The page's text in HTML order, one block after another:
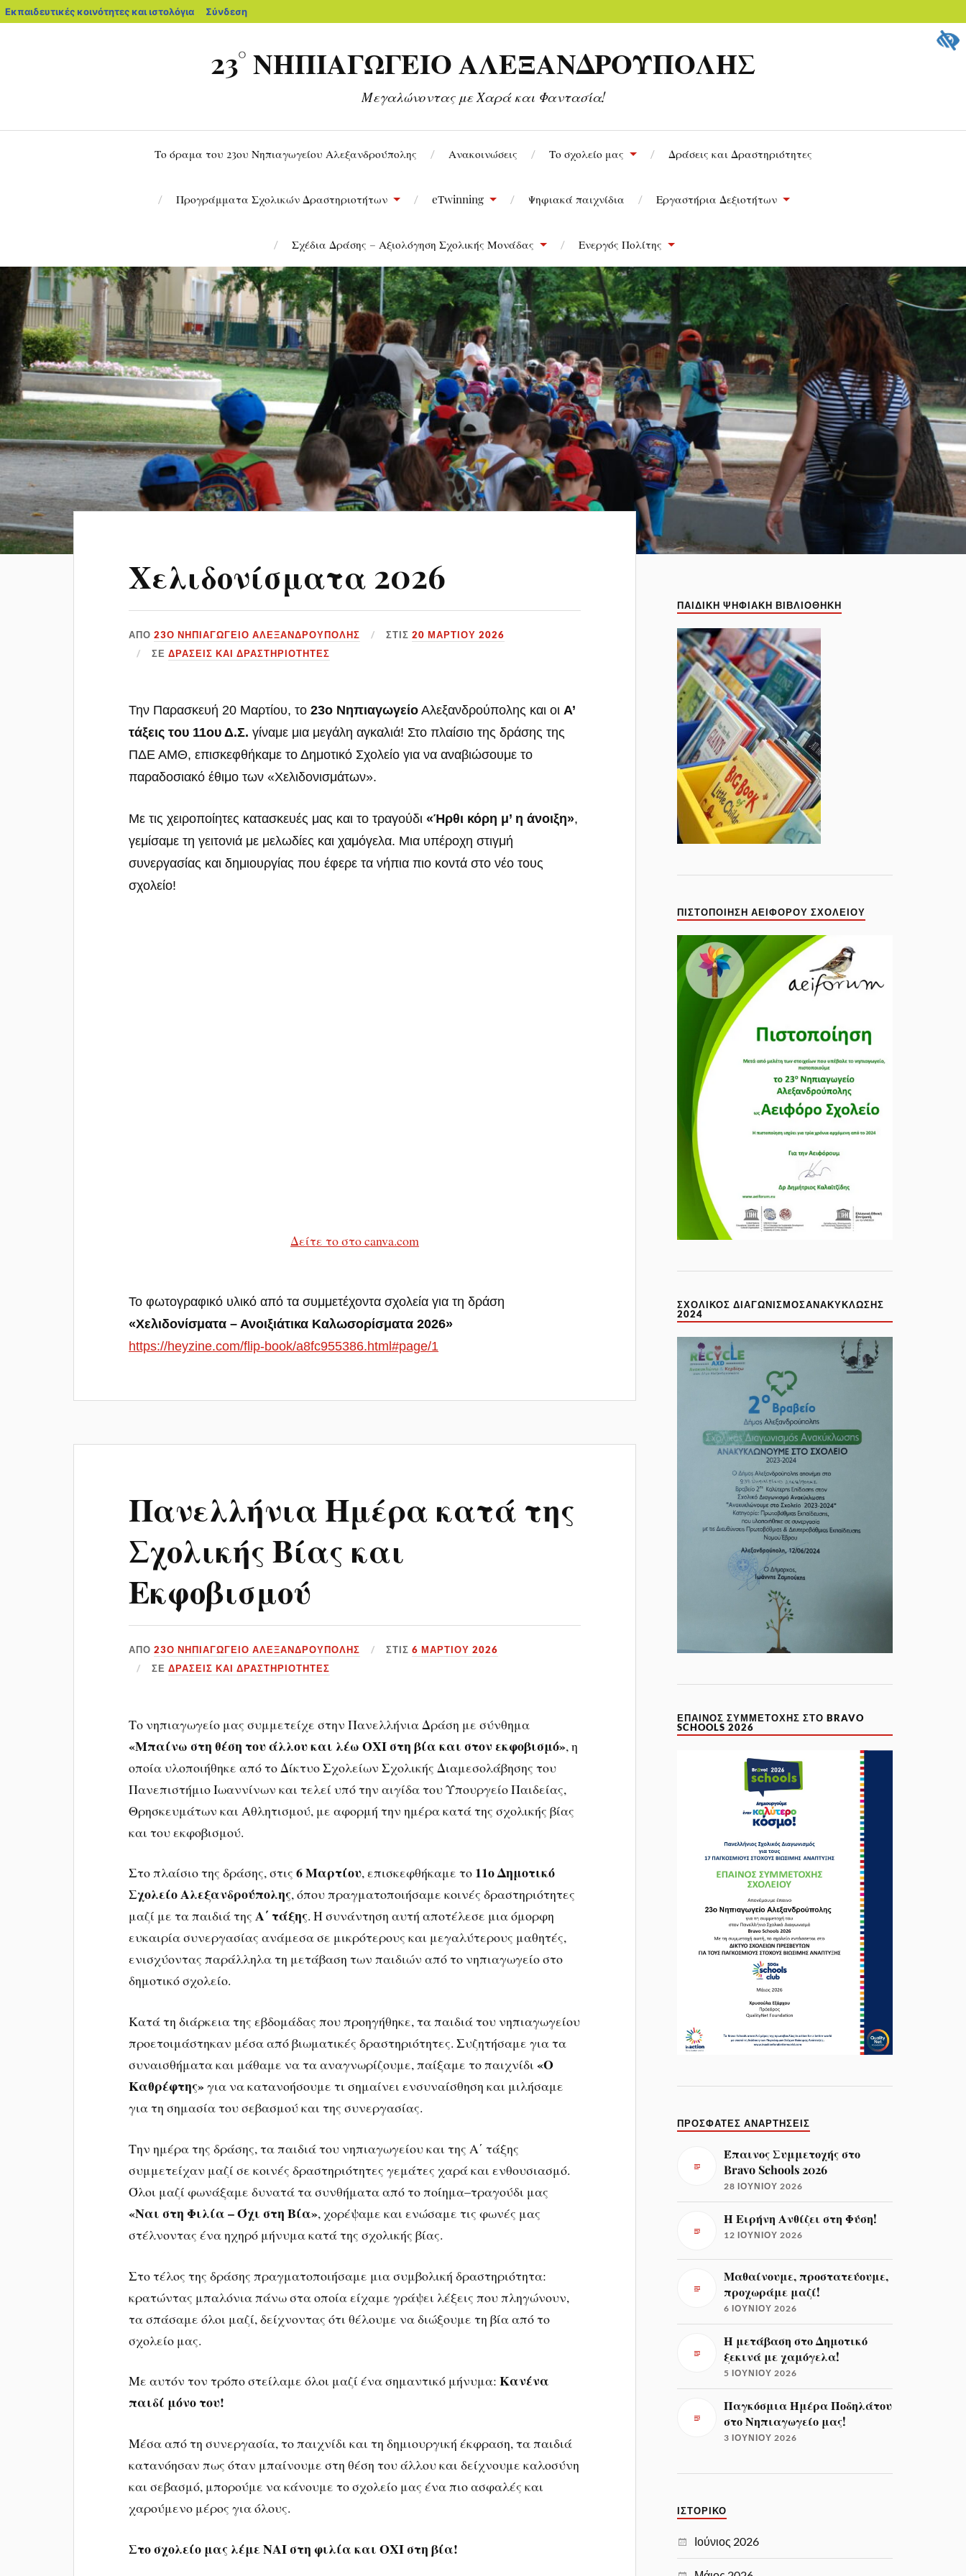
Εκπαιδευτικές κοινότητες και ιστολόγια Σύνδεση
23° ΝΗΠΙΑΓΩΓΕΙΟ ΑΛΕΞΑΝΔΡΟΥΠΟΛΗΣ
Μεγαλώνοντας με Χαρά και Φαντασία!
Το όραμα του 23ου Νηπιαγωγείου Αλεξανδρούπολης Ανακοινώσεις Το σχολείο μας Δράσεις και Δραστηριότητες
Προγράμματα Σχολικών Δραστηριοτήτων eΤwinning Ψηφιακά παιχνίδια Εργαστήρια Δεξιοτήτων
Σχέδια Δράσης – Αξιολόγηση Σχολικής Μονάδας Ενεργός Πολίτης
Χελιδονίσματα 2026
ΑΠΌ23Ο ΝΗΠΙΑΓΩΓΕΙΟ ΑΛΕΞΑΝΔΡΟΥΠΟΛΗΣ ΣΤΙΣ20 ΜΑΡΤΊΟΥ 2026
ΣΕΔΡΆΣΕΙΣ ΚΑΙ ΔΡΑΣΤΗΡΙΌΤΗΤΕΣ
Την Παρασκευή 20 Μαρτίου, το23ο Νηπιαγωγείο Αλεξανδρούπολης και οιΑ’
τάξεις του 11ου Δ.Σ. γίναμε μια μεγάλη αγκαλιά! Στο πλαίσιο της δράσης της
ΠΔΕ ΑΜΘ, επισκεφθήκαμε το Δημοτικό Σχολείο για να αναβιώσουμε το
παραδοσιακό έθιμο των «Χελιδονισμάτων».
Με τις χειροποίητες κατασκευές μας και το τραγούδι«Ήρθι κόρη μ’ η άνοιξη»,
γεμίσαμε τη γειτονιά με μελωδίες και χαμόγελα. Μια υπέροχη στιγμή
συνεργασίας και δημιουργίας που έφερε τα νήπια πιο κοντά στο νέο τους
σχολείο!
Δείτε το στο canva.com
Το φωτογραφικό υλικό από τα συμμετέχοντα σχολεία για τη δράση
«Χελιδονίσματα – Ανοιξιάτικα Καλωσορίσματα 2026»
https://heyzine.com/flip-book/a8fc955386.html#page/1
Πανελλήνια Ημέρα κατά της
Σχολικής Βίας και
Εκφοβισμού
ΑΠΌ23Ο ΝΗΠΙΑΓΩΓΕΙΟ ΑΛΕΞΑΝΔΡΟΥΠΟΛΗΣ ΣΤΙΣ6 ΜΑΡΤΊΟΥ 2026
ΣΕΔΡΆΣΕΙΣ ΚΑΙ ΔΡΑΣΤΗΡΙΌΤΗΤΕΣ
Το νηπιαγωγείο μας συμμετείχε στην Πανελλήνια Δράση με σύνθημα
«Μπαίνω στη θέση του άλλου και λέω ΟΧΙ στη βία και στον εκφοβισμό», η
οποία υλοποιήθηκε από το Δίκτυο Σχολείων Σχολικής Διαμεσολάβησης του
Πανεπιστήμιο Ιωαννίνων και τελεί υπό την αιγίδα τουΥπουργείο Παιδείας,
Θρησκευμάτων και Αθλητισμού, με αφορμή την ημέρα κατά της σχολικής βίας
και του εκφοβισμού.
Στο πλαίσιο της δράσης, στις6 Μαρτίου, επισκεφθήκαμε το 11ο Δημοτικό
Σχολείο Αλεξανδρούπολης, όπου πραγματοποιήσαμε κοινές δραστηριότητες
μαζί με τα παιδιά τηςΑ΄ τάξης. Η συνάντηση αυτή αποτέλεσε μια όμορφη
ευκαιρία συνεργασίας ανάμεσα σε μικρότερους και μεγαλύτερους μαθητές,
ενισχύοντας παράλληλα τη μετάβαση των παιδιών από το νηπιαγωγείο στο
δημοτικό σχολείο.
Κατά τη διάρκεια της εβδομάδας που προηγήθηκε, τα παιδιά του νηπιαγωγείου
προετοιμάστηκαν μέσα από βιωματικές δραστηριότητες. Συζητήσαμε για τα
συναισθήματα και μάθαμε να τα αναγνωρίζουμε, παίξαμε το παιχνίδι«Ο
Καθρέφτης»για να κατανοήσουμε τι σημαίνει ενσυναίσθηση και μιλήσαμε
για τη σημασία του σεβασμού και της συνεργασίας.
Την ημέρα της δράσης, τα παιδιά του νηπιαγωγείου και της Α΄ τάξης
συμμετείχαν μαζί σε κοινές δραστηριότητες γεμάτες χαρά και ενθουσιασμό.
Όλοι μαζί φωνάξαμε δυνατά τα συνθήματα από το ποίημα–τραγούδι μας
«Ναι στη Φιλία – Όχι στη Βία», χορέψαμε και ενώσαμε τις φωνές μας
στέλνοντας ένα ηχηρό μήνυμα κατά της σχολικής βίας.
Στο τέλος της δράσης πραγματοποιήσαμε μια συμβολική δραστηριότητα:
κρατώντας μπαλόνια πάνω στα οποία είχαμε γράψει λέξεις που πληγώνουν,
τα σπάσαμε όλοι μαζί, δείχνοντας ότι θέλουμε να διώξουμε τη βία από το
σχολείο μας.
Με αυτόν τον τρόπο στείλαμε όλοι μαζί ένα σημαντικό μήνυμα:Κανένα
παιδί μόνο του!
Μέσα από τη συνεργασία, το παιχνίδι και τη δημιουργική έκφραση, τα παιδιά
κατανόησαν πως όταν μπαίνουμε στη θέση του άλλου και δείχνουμε καλοσύνη
και σεβασμό, μπορούμε να κάνουμε το σχολείο μας ένα πιο ασφαλές και
χαρούμενο μέρος για όλους.
Στο σχολείο μας λέμε ΝΑΙ στη φιλία και ΟΧΙ στη βία!
ΠΑΙΔΙΚΉ ΨΗΦΙΑΚΉ ΒΙΒΛΙΟΘΉΚΗ
ΠΙΣΤΟΠΟΊΗΣΗ ΑΕΙΦΌΡΟΥ ΣΧΟΛΕΊΟΥ
ΣΧΟΛΙΚΌΣ ΔΙΑΓΩΝΙΣΜΌΣΑΝΑΚΎΚΛΩΣΗΣ
2024
ΈΠΑΙΝΟΣ ΣΥΜΜΕΤΟΧΉΣ ΣΤΟ BRAVO
SCHOOLS 2026
ΠΡΟΣΦΑΤΕΣ ΑΝΑΡΤΗΣΕΙΣ
Έπαινος Συμμετοχής στο
Bravo Schools 2026
28 ΙΟΥΝΊΟΥ 2026
Η Ειρήνη Ανθίζει στη Φύση!
12 ΙΟΥΝΊΟΥ 2026
Μαθαίνουμε, προστατεύουμε,
προχωράμε μαζί!
6 ΙΟΥΝΊΟΥ 2026
Η μετάβαση στο Δημοτικό
ξεκινά με χαμόγελα!
5 ΙΟΥΝΊΟΥ 2026
Παγκόσμια Ημέρα Ποδηλάτου
στο Νηπιαγωγείο μας!
3 ΙΟΥΝΊΟΥ 2026
ΙΣΤΟΡΙΚΌ
Ιούνιος 2026